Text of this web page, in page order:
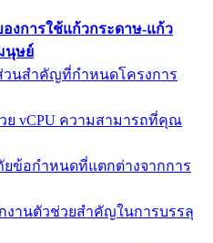
งการใช้แก้วกระดาษ-แก้ว
นุษย์
วนสำคัญที่กำหนดโครงการ
ย vCPU ความสามารถที่คุณ
ข้อกำหนดที่แตกต่างจากการ
านตัวช่วยสำคัญในการบรรลุ